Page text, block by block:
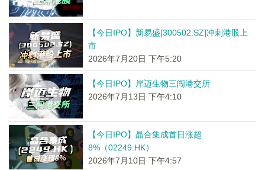
【今日IPO】新易盛[300502.SZ]冲刺港股上
市
2026年7月20日 下午5:20
【今日IPO】岸迈生物三闯港交所
2026年7月13日 下午4:10
【今日IPO】晶合集成首日涨超
8%（02249.HK）
2026年7月10日 下午4:57